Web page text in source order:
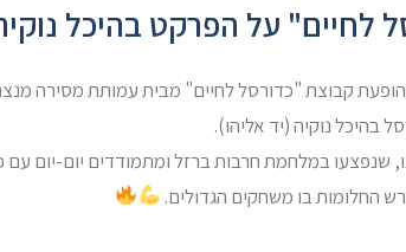
לחיים" על הפרקט בהיכל
קבוצת "כדורסל לחיים" מבית עמותת מסירה
בהיכל נוקיה (יד אליהו).
שנפצעו במלחמת חרבות ברזל ומתמודדים יום-יום
החלומות בו משחקים הגדולים.